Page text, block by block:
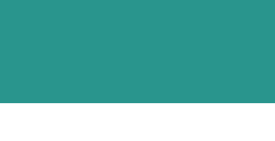
GẠCH LÁT SÂN
GẠCH THẺ VIỆT